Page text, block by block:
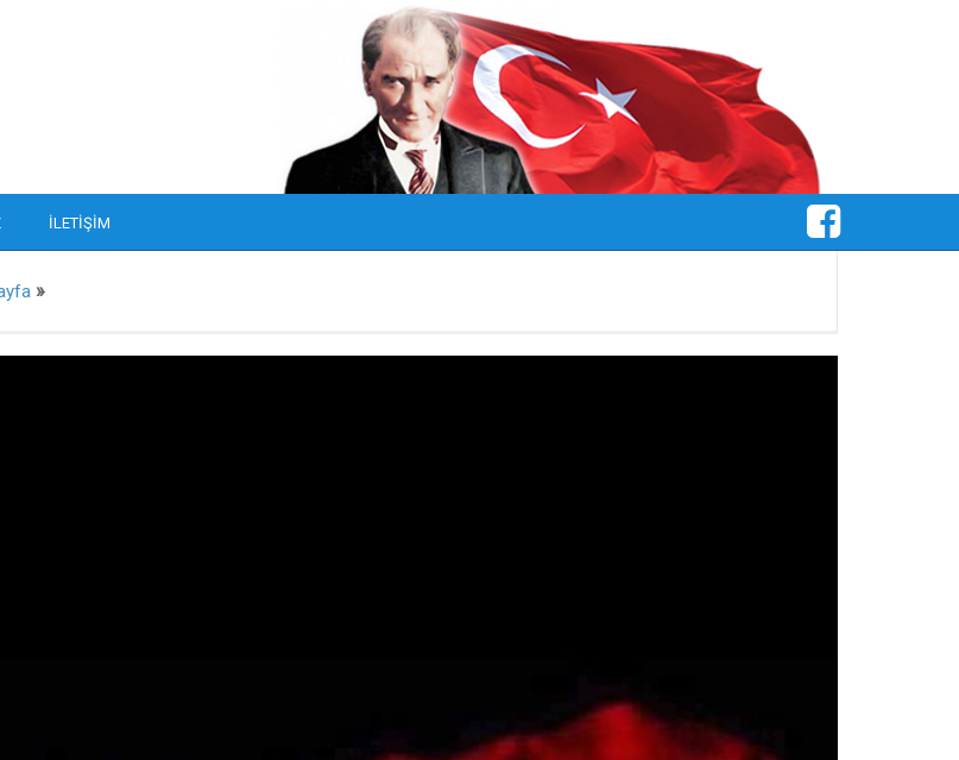
İLETIŞIM
»